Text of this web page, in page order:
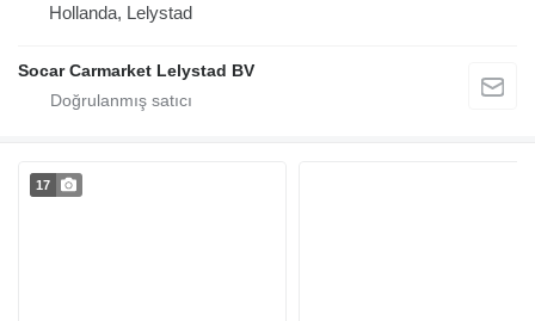
Hollanda, Lelystad
Socar Carmarket Lelystad BV
17